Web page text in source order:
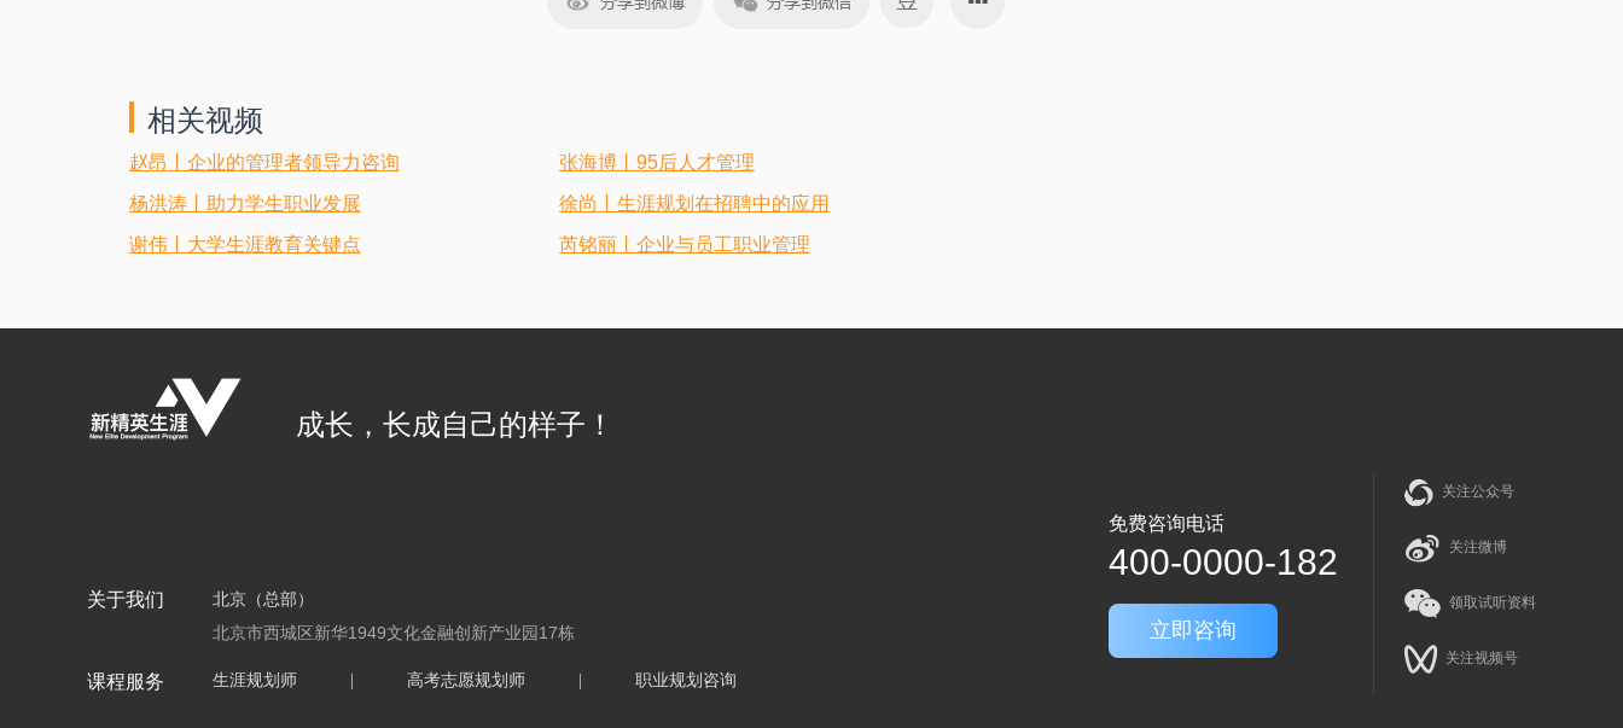
相关视频
赵昂丨企业的管理者领导力咨询
张海博丨95后人才管理
杨洪涛丨助力学生职业发展
徐尚丨生涯规划在招聘中的应用
谢伟丨大学生涯教育关键点
芮铭丽丨企业与员工职业管理
成长，长成自己的样子！
关于我们
北京（总部）
北京市西城区新华1949文化金融创新产业园17栋
课程服务 生涯规划师 | 高考志愿规划师 | 职业规划咨询
免费咨询电话
400-0000-182
立即咨询
关注公众号
关注微博
领取试听资料
关注视频号